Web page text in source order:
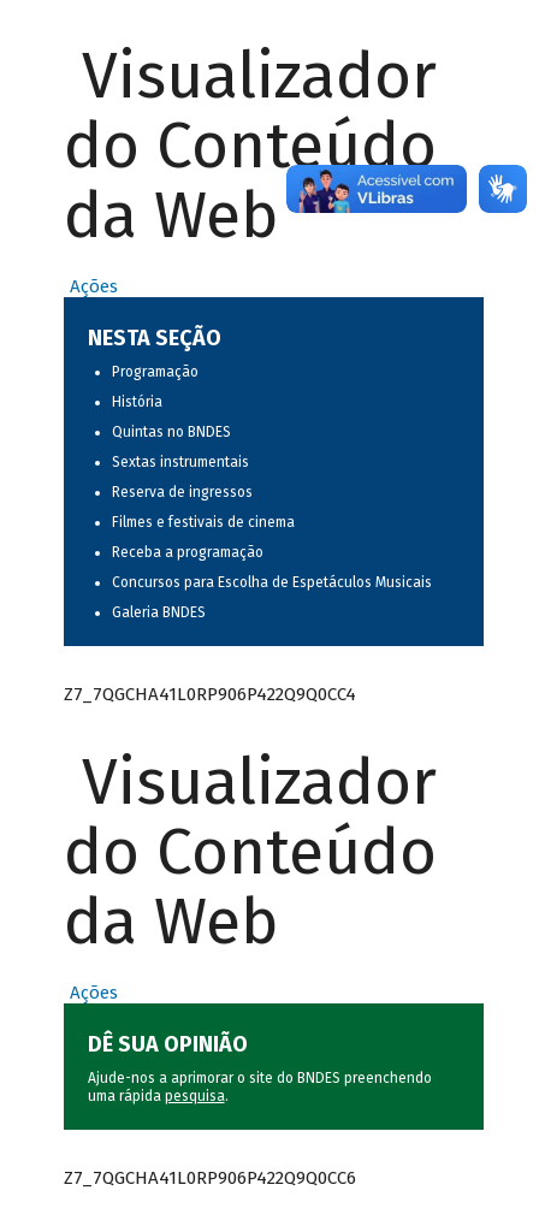
Visualizador
do Conteúdo
da Web
Ações
NESTA SEÇÃO
Programação
História
Quintas no BNDES
Sextas instrumentais
Reserva de ingressos
Filmes e festivais de cinema
Receba a programação
Concursos para Escolha de Espetáculos Musicais
Galeria BNDES
Z7_7QGCHA41L0RP906P422Q9Q0CC4
Visualizador
do Conteúdo
da Web
Ações
DÊ SUA OPINIÃO
Ajude-nos a aprimorar o site do BNDES preenchendo
uma rápida pesquisa.
Z7_7QGCHA41L0RP906P422Q9Q0CC6